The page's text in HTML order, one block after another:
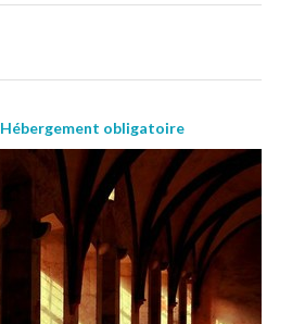
Hébergement obligatoire